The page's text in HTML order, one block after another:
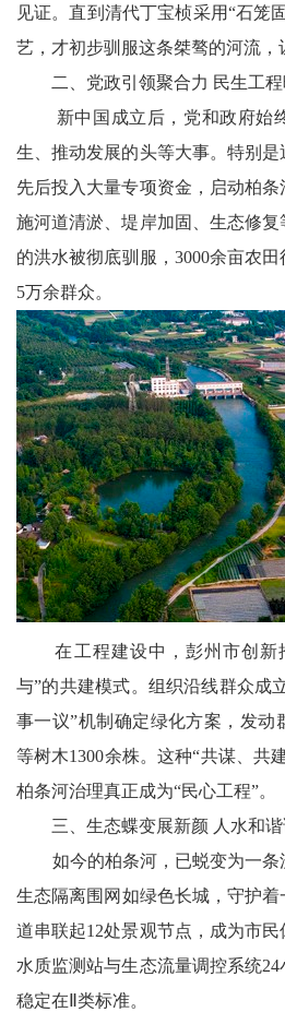
播
日
播
报
银
龄
西
南
文
学
医
卫
播
生
见证。直到清代丁宝桢采用“石笼
艺，才初步驯服这条桀骜的河流，
二、党政引领聚合力 民生工程
新中国成立后，党和政府始
生、推动发展的头等大事。特别
先后投入大量专项资金，启动柏
施河道清淤、堤岸加固、生态修
的洪水被彻底驯服，3000余亩农
5万余群众。
在工程建设中，彭州市创新
与”的共建模式。组织沿线群众成
事一议”机制确定绿化方案，发动
等树木1300余株。这种“共谋、共
柏条河治理真正成为“民心工程”。
三、生态蝶变展新颜 人水和谐
如今的柏条河，已蜕变为一条
生态隔离围网如绿色长城，守护着
道串联起12处景观节点，成为市
水质监测站与生态流量调控系统
稳定在Ⅱ类标准。